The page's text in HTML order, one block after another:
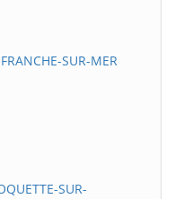
SUR-MER
SUR-